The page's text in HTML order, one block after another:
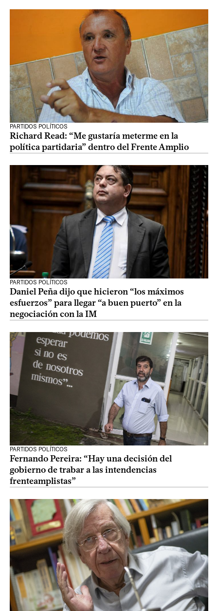
PARTIDOS POLÍTICOS
Richard Read: “Me gustaría meterme en la
política partidaria” dentro del Frente Amplio
PARTIDOS POLÍTICOS
Daniel Peña dijo que hicieron “los máximos
esfuerzos” para llegar “a buen puerto” en la
negociación con la IM
PARTIDOS POLÍTICOS
Fernando Pereira: “Hay una decisión del
gobierno de trabar a las intendencias
frenteamplistas”